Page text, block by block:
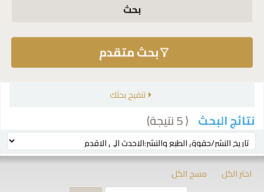
بحث
بحث متقدم
تنقيح بحثك
نتائج البحث ( 5 نتيجة)
ترتيب بواسطة:
اختر الكل
مسح الكل